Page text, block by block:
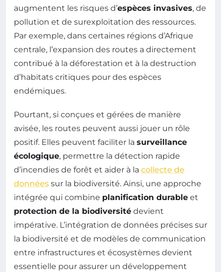
augmentent les risques d’espèces invasives, de
pollution et de surexploitation des ressources.
Par exemple, dans certaines régions d’Afrique
centrale, l’expansion des routes a directement
contribué à la déforestation et à la destruction
d’habitats critiques pour des espèces
endémiques.
Pourtant, si conçues et gérées de manière
avisée, les routes peuvent aussi jouer un rôle
positif. Elles peuvent faciliter la surveillance
écologique, permettre la détection rapide
d’incendies de forêt et aider à la collecte de
données sur la biodiversité. Ainsi, une approche
intégrée qui combine planification durable et
protection de la biodiversité devient
impérative. L’intégration de données précises sur
la biodiversité et de modèles de communication
entre infrastructures et écosystèmes devient
essentielle pour assurer un développement